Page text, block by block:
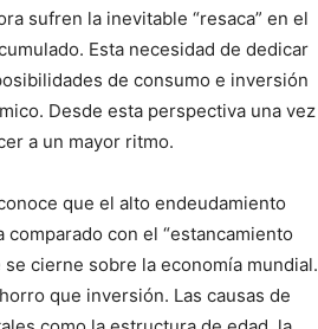
sufren la inevitable “resaca” en el
Esta necesidad de dedicar
de consumo e inversión
Desde esta perspectiva una vez
a un mayor ritmo.
que el alto endeudamiento
con el “estancamiento
cierne sobre la economía mundial.
que inversión. Las causas de